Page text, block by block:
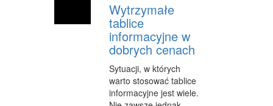
ADWOKACI, PORADY PRAWNE
SPRZĄTANIE, PORZĄDKOWANIE
SERWIS
OPIEKA
Wytrzymałe
tablice
informacyjne w
dobrych cenach
Sytuacji, w których
warto stosować tablice
informacyjne jest wiele.